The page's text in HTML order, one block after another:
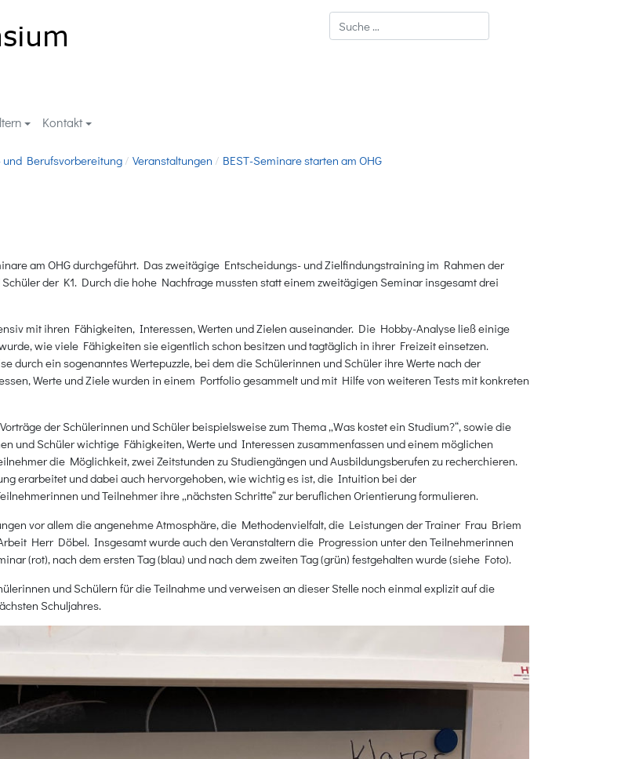
Suchen
Kontakt
und Berufsvorbereitung Veranstaltungen BEST-Seminare starten am OHG
am OHG durchgeführt. Das zweitägige Entscheidungs- und Zielfindungstraining im Rahmen der
der K1. Durch die hohe Nachfrage mussten statt einem zweitägigen Seminar insgesamt drei
mit ihren Fähigkeiten, Interessen, Werten und Zielen auseinander. Die Hobby-Analyse ließ einige
wie viele Fähigkeiten sie eigentlich schon besitzen und tagtäglich in ihrer Freizeit einsetzen.
durch ein sogenanntes Wertepuzzle, bei dem die Schülerinnen und Schüler ihre Werte nach der
Werte und Ziele wurden in einem Portfolio gesammelt und mit Hilfe von weiteren Tests mit konkreten
der Schülerinnen und Schüler beispielsweise zum Thema „Was kostet ein Studium?“, sowie die
und Schüler wichtige Fähigkeiten, Werte und Interessen zusammenfassen und einem möglichen
die Möglichkeit, zwei Zeitstunden zu Studiengängen und Ausbildungsberufen zu recherchieren.
erarbeitet und dabei auch hervorgehoben, wie wichtig es ist, die Intuition bei der
und Teilnehmer ihre „nächsten Schritte“ zur beruflichen Orientierung formulieren.
vor allem die angenehme Atmosphäre, die Methodenvielfalt, die Leistungen der Trainer Frau Briem
Herr Döbel. Insgesamt wurde auch den Veranstaltern die Progression unter den Teilnehmerinnen
(rot), nach dem ersten Tag (blau) und nach dem zweiten Tag (grün) festgehalten wurde (siehe Foto).
und Schülern für die Teilnahme und verweisen an dieser Stelle noch einmal explizit auf die
Schuljahres.